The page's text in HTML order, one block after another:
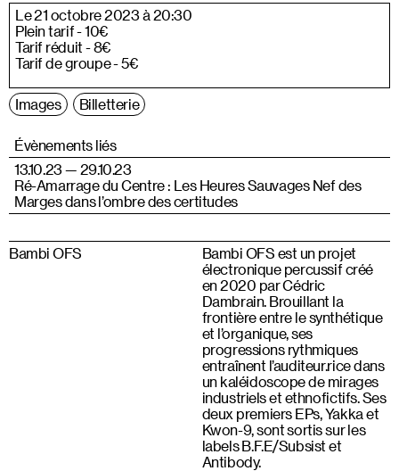
Le 21 octobre 2023 à 20:30
Plein tarif - 10€
Tarif réduit - 8€
Tarif de groupe - 5€
Images Billetterie
Évènements liés
13.10.23 — 29.10.23
Ré-Amarrage du Centre : Les Heures Sauvages Nef des
Marges dans l’ombre des certitudes
Bambi OFS
Bambi OFS est un projet
électronique percussif créé
en 2020 par Cédric
Dambrain. Brouillant la
frontière entre le synthétique
et l’organique, ses
progressions rythmiques
entraînent l’auditeur.rice dans
un kaléidoscope de mirages
industriels et ethnofictifs. Ses
deux premiers EPs, Yakka et
Kwon-9, sont sortis sur les
labels B.F.E/Subsist et
Antibody.